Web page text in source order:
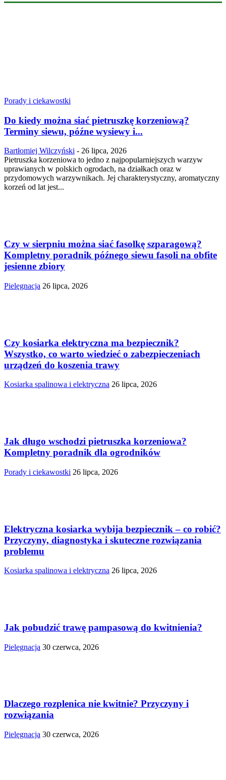
Porady i ciekawostki
Do kiedy można siać pietruszkę korzeniową?
Terminy siewu, późne wysiewy i...
Bartłomiej Wilczyński - 26 lipca, 2026
Pietruszka korzeniowa to jedno z najpopularniejszych warzyw
uprawianych w polskich ogrodach, na działkach oraz w
przydomowych warzywnikach. Jej charakterystyczny, aromatyczny
korzeń od lat jest...
Czy w sierpniu można siać fasolkę szparagową?
Kompletny poradnik późnego siewu fasoli na obfite
jesienne zbiory
Pielęgnacja 26 lipca, 2026
Czy kosiarka elektryczna ma bezpiecznik?
Wszystko, co warto wiedzieć o zabezpieczeniach
urządzeń do koszenia trawy
Kosiarka spalinowa i elektryczna 26 lipca, 2026
Jak długo wschodzi pietruszka korzeniowa?
Kompletny poradnik dla ogrodników
Porady i ciekawostki 26 lipca, 2026
Elektryczna kosiarka wybija bezpiecznik – co robić?
Przyczyny, diagnostyka i skuteczne rozwiązania
problemu
Kosiarka spalinowa i elektryczna 26 lipca, 2026
Jak pobudzić trawę pampasową do kwitnienia?
Pielęgnacja 30 czerwca, 2026
Dlaczego rozplenica nie kwitnie? Przyczyny i
rozwiązania
Pielęgnacja 30 czerwca, 2026